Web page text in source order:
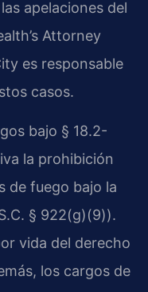
apelaciones del
Attorney
es responsable
casos.
bajo § 18.2-
la prohibición
de fuego bajo la
§ 922(g)(9)).
vida del derecho
los cargos de